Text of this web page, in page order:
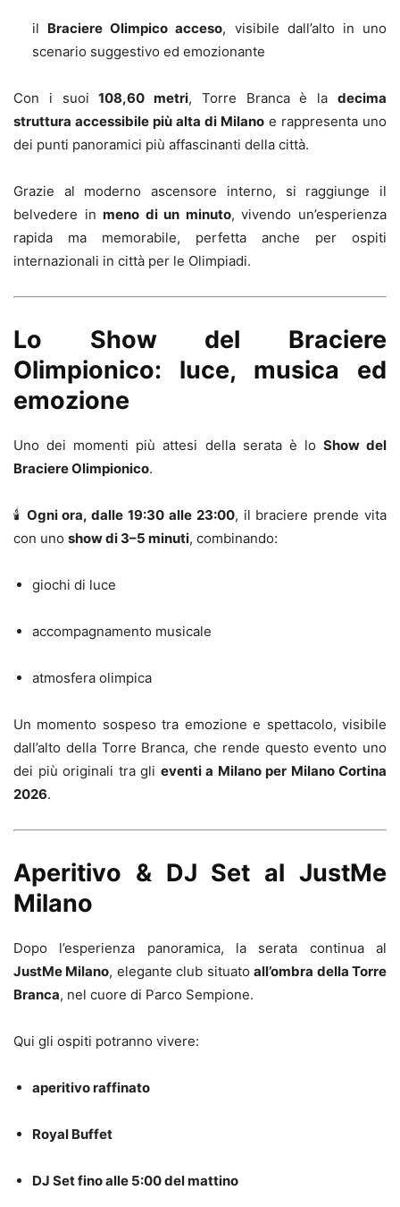
il Braciere Olimpico acceso, visibile dall’alto in uno
scenario suggestivo ed emozionante
Con i suoi108,60 metri, Torre Branca è ladecima
struttura accessibile più alta di Milano e rappresenta uno
dei punti panoramici più affascinanti della città.
Grazie al moderno ascensore interno, si raggiunge il
belvedere inmeno di un minuto, vivendo un’esperienza
rapida ma memorabile, perfetta anche per ospiti
internazionali in città per le Olimpiadi.
Lo Show del Braciere
Olimpionico: luce, musica ed
emozione
Uno dei momenti più attesi della serata è lo Show del
Braciere Olimpionico.
🕯 Ogni ora, dalle 19:30 alle 23:00, il braciere prende vita
con uno show di 3–5 minuti, combinando:
giochi di luce
accompagnamento musicale
atmosfera olimpica
Un momento sospeso tra emozione e spettacolo, visibile
dall’alto della Torre Branca, che rende questo evento uno
dei più originali tra gli eventi a Milano per Milano Cortina
2026.
Aperitivo & DJ Set al JustMe
Milano
Dopo l’esperienza panoramica, la serata continua al
JustMe Milano, elegante club situatoall’ombra della Torre
Branca, nel cuore di Parco Sempione.
Qui gli ospiti potranno vivere:
aperitivo raffinato
Royal Buffet
DJ Set fino alle 5:00 del mattino